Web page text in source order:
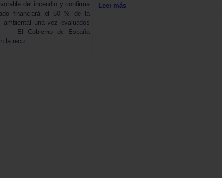
del incendio y confirma
financiará el 50 % de la
ambiental una vez evaluados
El Gobierno de España
la recu...
Leer más